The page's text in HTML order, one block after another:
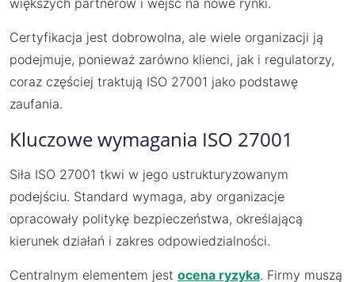
większych partnerów i wejść na nowe rynki.
Certyfikacja jest dobrowolna, ale wiele organizacji ją
podejmuje, ponieważ zarówno klienci, jak i regulatorzy,
coraz częściej traktują ISO 27001 jako podstawę
zaufania.
Kluczowe wymagania ISO 27001
Siła ISO 27001 tkwi w jego ustrukturyzowanym
podejściu. Standard wymaga, aby organizacje
opracowały politykę bezpieczeństwa, określającą
kierunek działań i zakres odpowiedzialności.
Centralnym elementem jest ocena ryzyka. Firmy muszą